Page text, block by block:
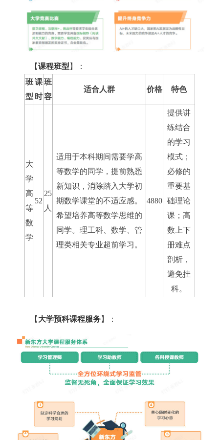
【课程班型 】：
班
型
课
时
班
容
适合人群 价格 特色
大
学
高
等
数
学
52
25
人
适用于本科期间需要学高
等数学的同学，提前熟悉
新知识，消除踏入大学初
期数学课堂的不适应感。
希望培养高等数学思维的
同学。理工科、数学、管
理类相关专业超前学习。
4880
提供讲
练结合
的学习
模式；
必修的
重要基
础理论
课；高
数上下
册难点
剖析，
避免挂
科。
【 大学预科课程服务】：